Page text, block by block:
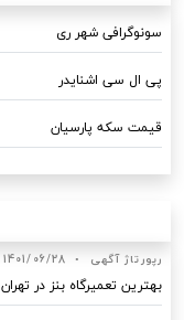
سونوگرافی شهر ری
پی ال سی اشنایدر
قیمت سکه پارسیان
رپورتاژ آگهی •
1401/06/28
بهترین تعمیرگاه بنز در تهران